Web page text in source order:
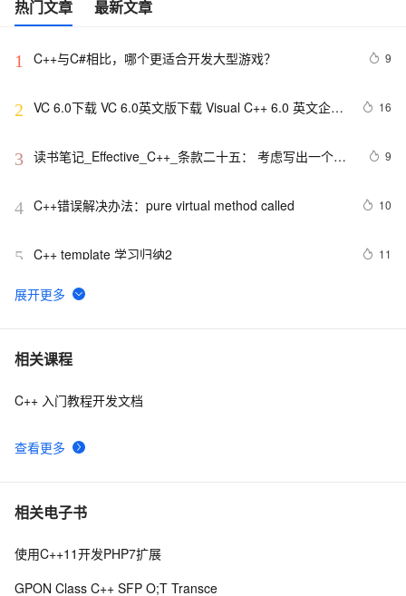
热门文章 最新文章
1 C++与C#相比，哪个更适合开发大型游戏？ 9
2 VC 6.0下载 VC 6.0英文版下载 Visual C++ 6.0 英文企业
16
3 读书笔记_Effective_C++_条款二十五： 考虑写出一个不
9
4 C++错误解决办法：pure virtual method called 10
5 C++ template 学习归纳2 11
6 c++ float 带 e 的指数
7 【OJ】A*(start)算法c++初步实现
8 【C++调试】深入探索C++调试：从DWARF到堆栈解析
9 【C++STL基础入门】深入浅出string类的比较
10
相关课程
查看更多
C++ 入门教程开发文档
相关电子书
使用C++11开发PHP7扩展
GPON Class C++ SFP O;T Transce